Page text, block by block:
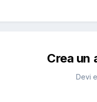
Crea un
Devi